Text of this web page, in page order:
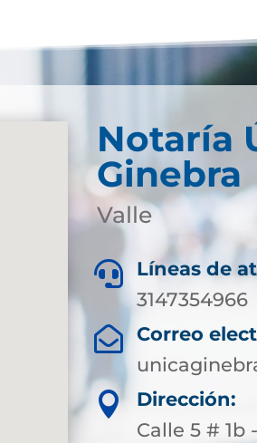
Notaría
Ginebra
Valle

Líneas de
3147354966

Correo

Dirección:
Calle 5 # 1b